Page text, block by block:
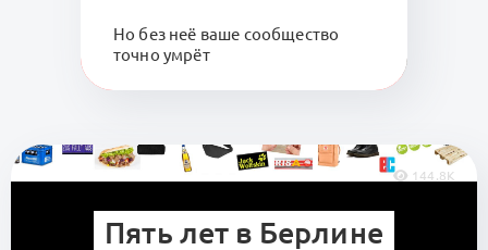
Но без неё ваше сообщество
точно умрёт
144.8K
Пять лет в Берлине